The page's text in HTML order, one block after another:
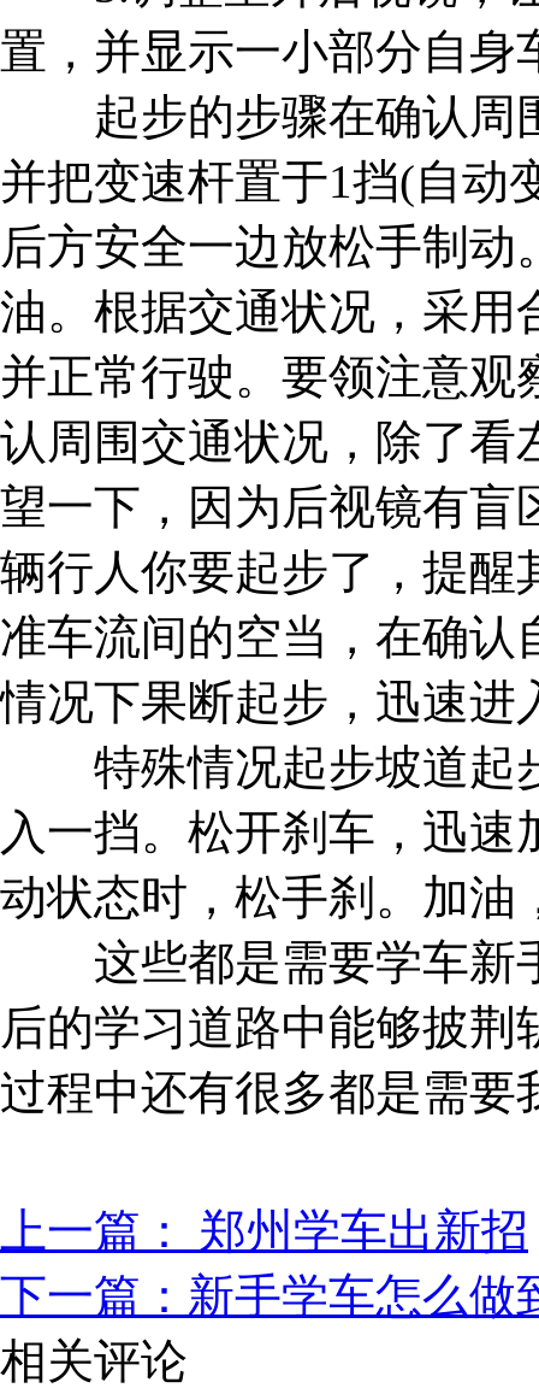
置，并显示一小部分自身
起步的步骤在确认周
并把变速杆置于1挡(自动
后方安全一边放松手制
油。根据交通状况，采用
并正常行驶。要领注意
认周围交通状况，除了看
望一下，因为后视镜有盲
辆行人你要起步了，提醒
准车流间的空当，在确认
情况下果断起步，迅速进
特殊情况起步坡道起
入一挡。松开刹车，迅
动状态时，松手刹。加油
这些都是需要学车新
后的学习道路中能够披
过程中还有很多都是需要
上一篇： 郑州学车出新招
下一篇：新手学车怎么做
相关评论